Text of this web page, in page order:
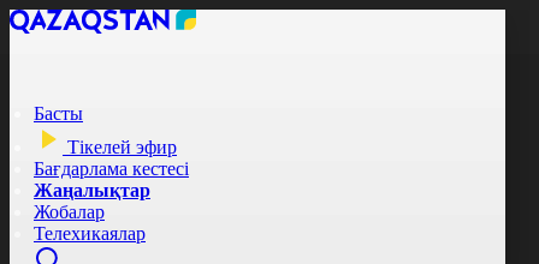
Басты
Тікелей эфир
Бағдарлама кестесі
Жаңалықтар
Жобалар
Телехикаялар